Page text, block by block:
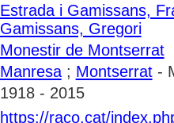
Estrada i Gamissans,
Gamissans, Gregori
Monestir de Montserrat
Manresa; Montserrat-
1918 - 2015
https://raco.cat/